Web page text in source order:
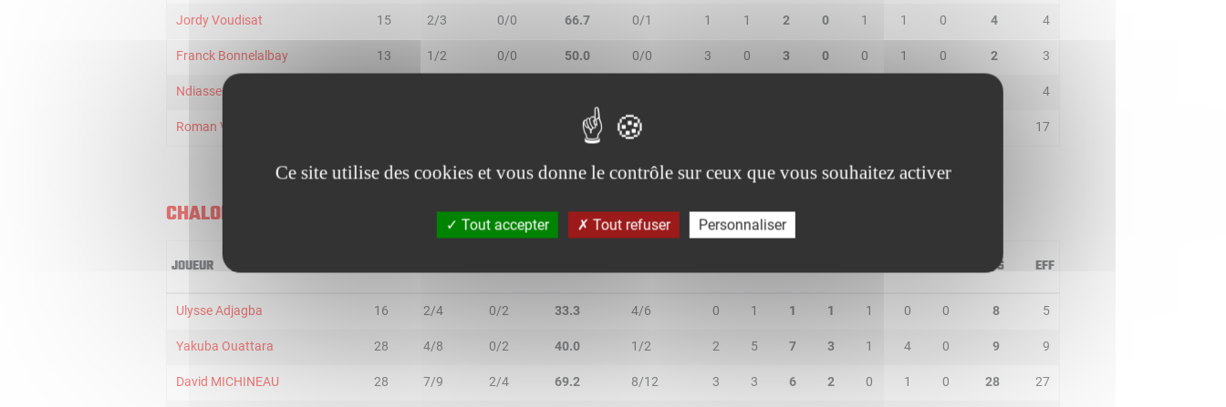
Jordy Voudisat 15 2/3 0/0 66.7 0/1 1 1 2 0 1 1 0 4 4
Franck Bonnelalbay 13 1/2 0/0 50.0 0/0 3 0 3 0 0 1 0 2 3
Ndiasse Samb 4
Roman Virastiuk 60.0 5/7 17
CHALON U21
JOUEUR PTS EFF
Ulysse Adjagba 16 2/4 0/2 33.3 4/6 0 1 1 1 1 0 0 8 5
Yakuba Ouattara 28 4/8 0/2 40.0 1/2 2 5 7 3 1 4 0 9 9
David MICHINEAU 28 7/9 2/4 69.2 8/12 3 3 6 2 0 1 0 28 27
Ce site utilise des cookies et vous donne le contrôle sur ceux que vous souhaitez activer
Tout accepter Tout refuser Personnaliser